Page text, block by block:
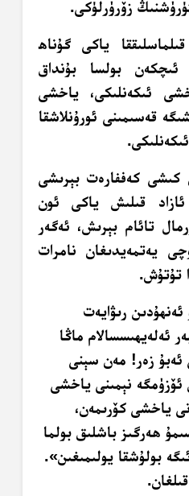
زۆرۈرلۈكى.
ياكى گۇناھ
بولسا بۇنداق
ئىكەنلىكى، ياخشى
قەسىمىنى ئورۇنلاشقا
كىشى كەففارەت بېرىشى
قىلىش ياكى ئون
تائام بېرىش، ئەگەر
يەتمەيدىغان نامرات
تۇتۇش.
ئەنھۇدىن رىۋايەت
ئەلەيھىسسالام ماڭا
زەر! مەن سېنى
ئۆزۈمگە نېمىنى ياخشى
ياخشى كۆرىمەن،
ھەرگىز باشلىق بولما
بولۇشقا يولىمىغىن».